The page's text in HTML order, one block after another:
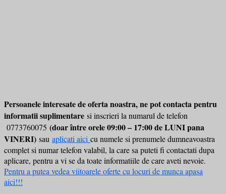
Persoanele interesate de oferta noastra, ne pot contacta pentru
informatii suplimentare si inscrieri la numarul de telefon
0773760075 (doar între orele 09:00 – 17:00 de LUNI pana
VINERI) sau aplicati aici cu numele si prenumele dumneavoastra
complet si numar telefon valabil, la care sa puteti fi contactati dupa
aplicare, pentru a vi se da toate informatiile de care aveti nevoie.
Pentru a putea vedea viitoarele oferte cu locuri de munca apasa
aici!!!